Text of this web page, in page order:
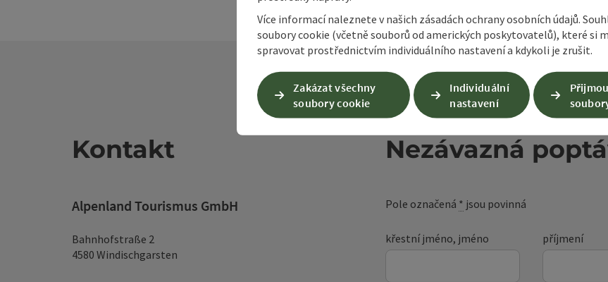
Kontakt
Alpenland Tourismus GmbH
Bahnhofstraße 2
4580 Windischgarsten
Nezávazná
Pole označená * jsou povinná
křestní jméno, jméno příjmení
Více informací naleznete v našich zásadách ochrany osobních údajů.
soubory cookie (včetně souborů od amerických poskytovatelů), které si
spravovat prostřednictvím individuálního nastavení a kdykoli je zrušit.
Zakázat všechny
soubory cookie
Individuální
nastavení